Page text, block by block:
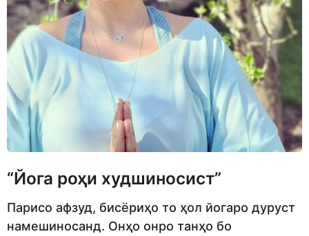
“Йога роҳи худшиносист”
Парисо афзуд, бисёриҳо то ҳол йогаро дуруст
намешиносанд. Онҳо онро танҳо бо